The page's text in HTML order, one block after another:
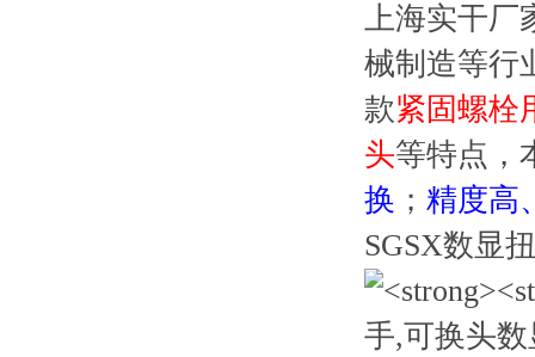
上海实干厂
械制造等行
款紧固螺栓
头等特点，
换 ； 精度高
SGSX数显